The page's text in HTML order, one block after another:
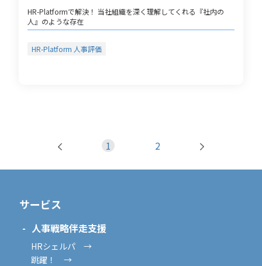
HR-Platformで解決！ 当社組織を深く理解してくれる『社内の
人』のような存在
HR-Platform 人事評価
1 2
サービス
人事戦略伴走支援
HRシェルパ →
跳躍！ →